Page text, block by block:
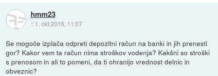
hmm23
:: 1. okt 2016, 11:07
Se mogoče izplača odpreti depozitni račun na banki in jih prenesti
gor? Kakor vem ta račun nima stroškov vodenja? Kakšni so stroški
s prenosom in ali to pomeni, da ti ohranijo vrednost delnic in
obveznic?